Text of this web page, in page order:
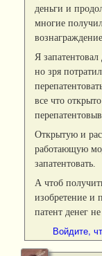
деньги и
многие
Я
но зря
все что
Открытую и
работающую
запатентовать.
А чтоб
изобретение и
патент денег не
Войдите,